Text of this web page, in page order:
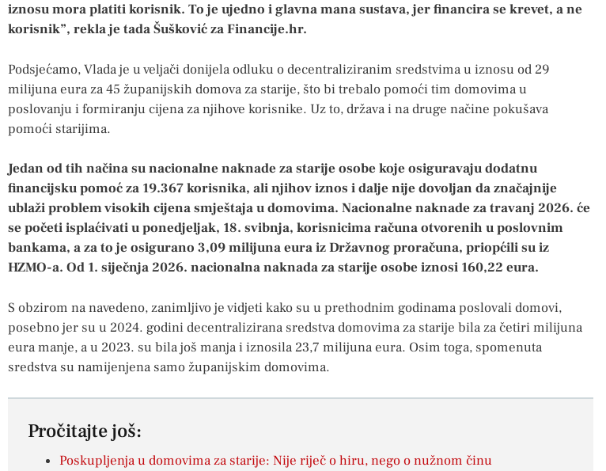
iznosu mora platiti korisnik. To je ujedno i glavna mana sustava, jer financira se krevet, a ne
korisnik”, rekla je tada Šušković za Financije.hr.
Podsjećamo, Vlada je u veljači donijela odluku o decentraliziranim sredstvima u iznosu od 29
milijuna eura za 45 županijskih domova za starije, što bi trebalo pomoći tim domovima u
poslovanju i formiranju cijena za njihove korisnike. Uz to, država i na druge načine pokušava
pomoći starijima.
Jedan od tih načina su nacionalne naknade za starije osobe koje osiguravaju dodatnu
financijsku pomoć za 19.367 korisnika, ali njihov iznos i dalje nije dovoljan da značajnije
ublaži problem visokih cijena smještaja u domovima. Nacionalne naknade za travanj 2026. će
se početi isplaćivati u ponedjeljak, 18. svibnja, korisnicima računa otvorenih u poslovnim
bankama, a za to je osigurano 3,09 milijuna eura iz Državnog proračuna, priopćili su iz
HZMO-a. Od 1. siječnja 2026. nacionalna naknada za starije osobe iznosi 160,22 eura.
S obzirom na navedeno, zanimljivo je vidjeti kako su u prethodnim godinama poslovali domovi,
posebno jer su u 2024. godini decentralizirana sredstva domovima za starije bila za četiri milijuna
eura manje, a u 2023. su bila još manja i iznosila 23,7 milijuna eura. Osim toga, spomenuta
sredstva su namijenjena samo županijskim domovima.
Pročitajte još:
Poskupljenja u domovima za starije: Nije riječ o hiru, nego o nužnom činu